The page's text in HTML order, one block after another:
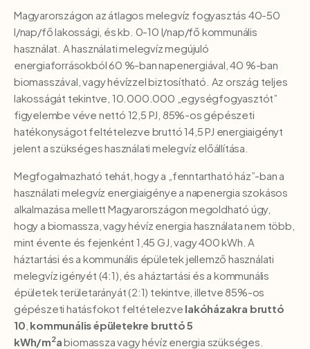
Magyarországon az átlagos melegvíz fogyasztás 40-50
l/nap/fő lakossági, és kb. 0-10 l/nap/fő kommunális
használat. A használati melegvíz megújuló
energiaforrásokból 60 %-ban napenergiával, 40 %-ban
biomasszával, vagy hévízzel biztosítható. Az ország teljes
lakosságát tekintve, 10.000.000 „egységfogyasztót”
figyelembe véve nettó 12,5 PJ, 85%-os gépészeti
hatékonyságot feltételezve bruttó 14,5 PJ energiaigényt
jelent a szükséges használati melegvíz előállítása.
Megfogalmazható tehát, hogy a „fenntartható ház”-ban a
használati melegvíz energiaigénye a napenergia szokásos
alkalmazása mellett Magyarországon megoldható úgy,
hogy a biomassza, vagy hévíz energia használata nem több,
mint évente és fejenként 1,45 GJ, vagy 400 kWh. A
háztartási és a kommunális épületek jellemző használati
melegvíz igényét (4:1), és a háztartási és a kommunális
épületek területarányát (2:1) tekintve, illetve 85%-os
gépészeti hatásfokot feltételezve lakóházakra bruttó
10 kommunális épületekre bruttó 5
kWh/m2abiomassza vagy hévíz energia szükséges.